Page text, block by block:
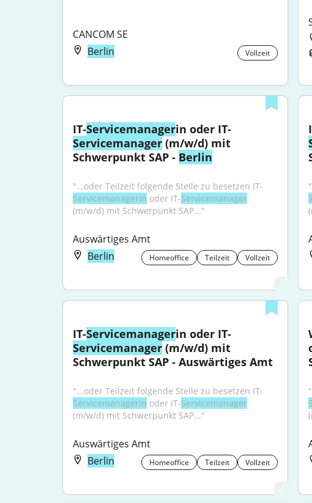
CANCOM SE
Berlin
Vollzeit
IT-Servicemanagerin oder IT-
Servicemanager (m/w/d) mit
Schwerpunkt SAP - Berlin
"...oder Teilzeit folgende Stelle zu besetzen IT-
Servicemanagerin oder IT-Servicemanager
(m/w/d) mit Schwerpunkt SAP..."
Auswärtiges Amt
Berlin
Homeoffice Teilzeit Vollzeit
IT-Servicemanagerin oder IT-
Servicemanager (m/w/d) mit
Schwerpunkt SAP - Auswärtiges Amt
"...oder Teilzeit folgende Stelle zu besetzen IT-
Servicemanagerin oder IT-Servicemanager
(m/w/d) mit Schwerpunkt SAP..."
Auswärtiges Amt
Berlin
Homeoffice Teilzeit Vollzeit